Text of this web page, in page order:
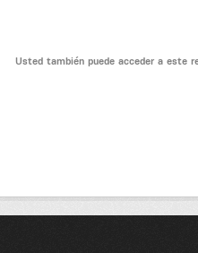
Usted también puede acceder a este